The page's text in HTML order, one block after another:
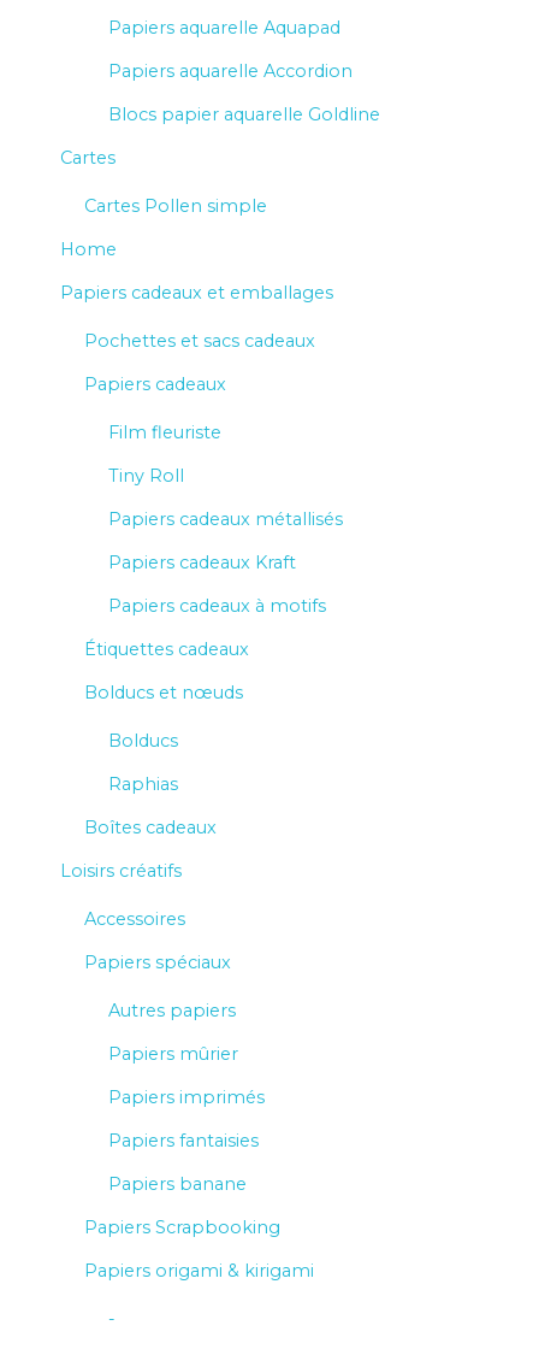
Papiers aquarelle Aquapad
Papiers aquarelle Accordion
Blocs papier aquarelle Goldline
Cartes
Cartes Pollen simple
Home
Papiers cadeaux et emballages
Pochettes et sacs cadeaux
Papiers cadeaux
Film fleuriste
Tiny Roll
Papiers cadeaux métallisés
Papiers cadeaux Kraft
Papiers cadeaux à motifs
Étiquettes cadeaux
Bolducs et nœuds
Bolducs
Raphias
Boîtes cadeaux
Loisirs créatifs
Accessoires
Papiers spéciaux
Autres papiers
Papiers mûrier
Papiers imprimés
Papiers fantaisies
Papiers banane
Papiers Scrapbooking
Papiers origami & kirigami
-